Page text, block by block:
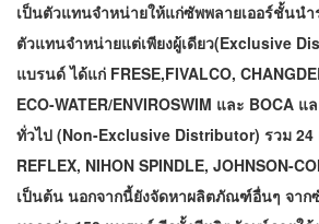
เป็นตัวแทนจำหน่ายให้แก่ซัพพลายเออร์ชั้นนำ
ตัวแทนจำหน่ายแต่เพียงผู้เดียว(Exclusive
แบรนด์ ได้แก่ FRESE,FIVALCO,
ECO-WATER/ENVIROSWIM และ BOCA
ทั่วไป (Non-Exclusive Distributor) รวม 24
REFLEX, NIHON SPINDLE, JOHNSON-
เป็นต้น นอกจากนี้ยังจัดหาผลิตภัณฑ์อื่นๆ จาก